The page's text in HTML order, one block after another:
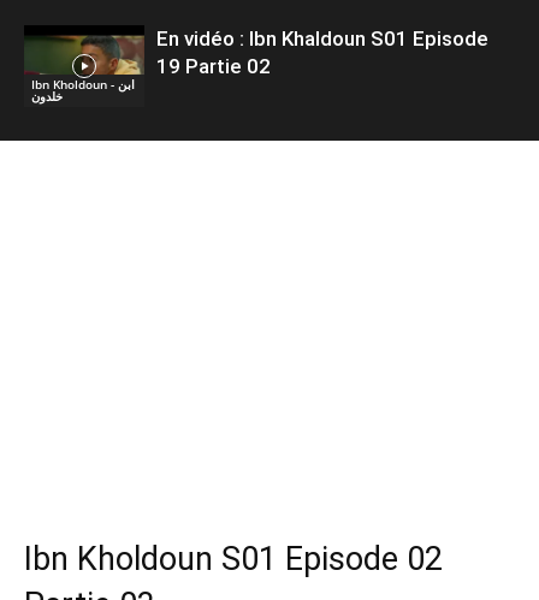
Ibn Kholdoun - ابن
خلدون
En vidéo : Ibn Khaldoun S01 Episode
19 Partie 02
Ibn Kholdoun S01 Episode 02